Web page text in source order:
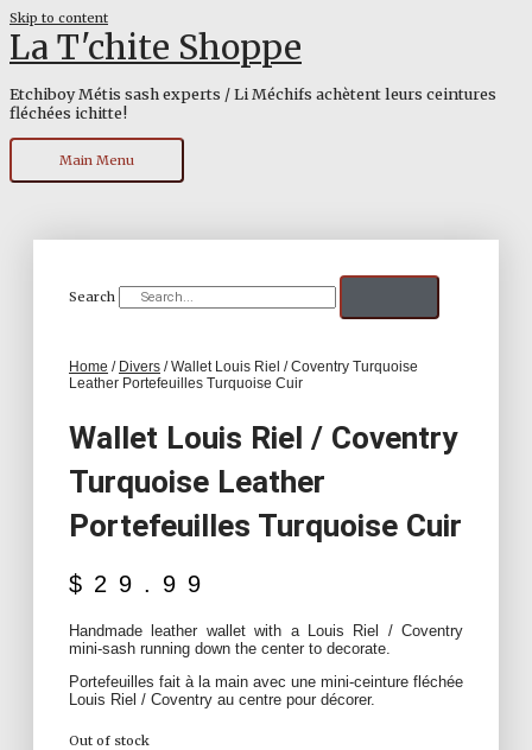
Skip to content
La T'chite Shoppe
Etchiboy Métis sash experts / Li Méchifs achètent leurs ceintures
fléchées ichitte!
Main Menu
Search
Home / Divers / Wallet Louis Riel / Coventry Turquoise
Leather Portefeuilles Turquoise Cuir
Wallet Louis Riel / Coventry
Turquoise Leather
Portefeuilles Turquoise Cuir
$ 29.99
Handmade leather wallet with a Louis Riel / Coventry
mini-sash running down the center to decorate.
Portefeuilles fait à la main avec une mini-ceinture fléchée
Louis Riel / Coventry au centre pour décorer.
Out of stock